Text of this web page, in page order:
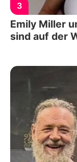
3
Emily Miller
sind auf der